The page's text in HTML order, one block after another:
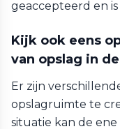
geaccepteerd en
Kijk ook eens
van opslag in
Er zijn
opslagruimte te
situatie kan de